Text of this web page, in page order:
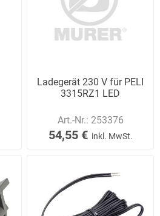
Ladegerät 230 V für PELI
3315RZ1 LED
Art.-Nr.: 253376
54,55 € inkl. MwSt.